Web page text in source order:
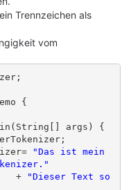
Trennzeichen als
vom
{
args) {
"Das ist mein
				+
"Dieser Text so